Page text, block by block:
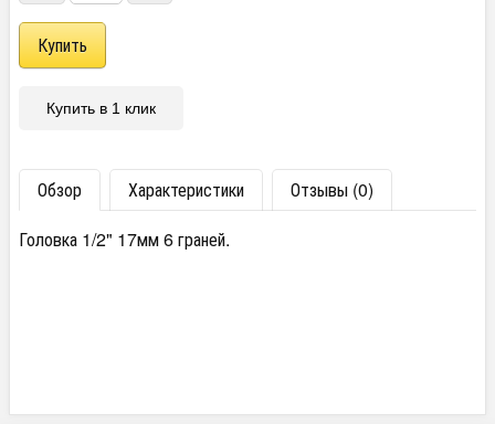
Купить в 1 клик
Обзор Характеристики
Отзывы (0)
Головка 1/2" 17мм 6 граней.